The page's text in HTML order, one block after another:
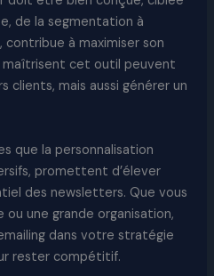
de la segmentation à
contribue à maximiser son
maîtrisent cet outil peuvent
clients, mais aussi générer un
que la personnalisation
promettent d’élever
des newsletters. Que vous
une grande organisation,
dans votre stratégie
rester compétitif.